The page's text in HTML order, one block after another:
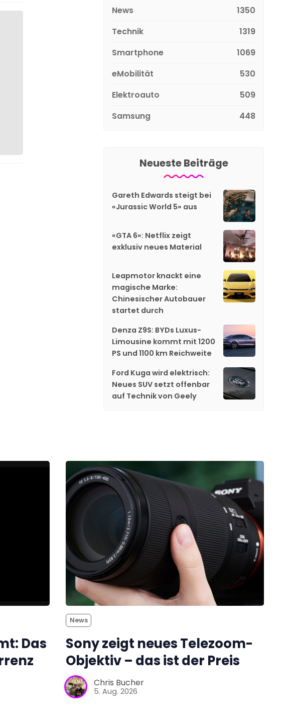
News
1350
Technik
1319
Smartphone
1069
eMobilität
530
Elektroauto
509
Samsung
448
Neueste Beiträge
Gareth Edwards steigt bei
«Jurassic World 5» aus
«GTA 6»: Netflix zeigt
exklusiv neues Material
Leapmotor knackt eine
magische Marke:
Chinesischer Autobauer
startet durch
Denza Z9S: BYDs Luxus-
Limousine kommt mit 1200
PS und 1100 km Reichweite
Ford Kuga wird elektrisch:
Neues SUV setzt offenbar
auf Technik von Geely
Das
News
Sony zeigt neues Telezoom-
Objektiv – das ist der Preis
Chris Bucher
5. Aug. 2026